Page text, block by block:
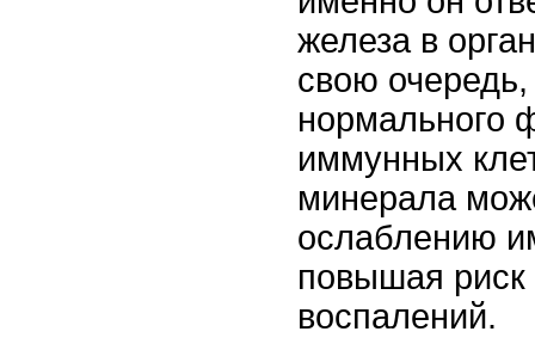
железа в
свою
нормального
иммунных
минерала
ослаблению
повышая
воспалений.